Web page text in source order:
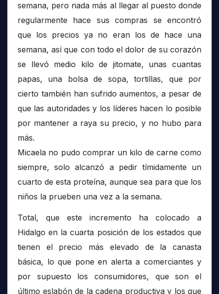
semana, pero nada más al llegar al puesto donde
regularmente hace sus compras se encontró
que los precios ya no eran los de hace una
semana, así que con todo el dolor de su corazón
se llevó medio kilo de jitomate, unas cuantas
papas, una bolsa de sopa, tortillas, que por
cierto también han sufrido aumentos, a pesar de
que las autoridades y los líderes hacen lo posible
por mantener a raya su precio, y no hubo para
más.
Micaela no pudo comprar un kilo de carne como
siempre, solo alcanzó a pedir tímidamente un
cuarto de esta proteína, aunque sea para que los
niños la prueben una vez a la semana.
Total, que este incremento ha colocado a
Hidalgo en la cuarta posición de los estados que
tienen el precio más elevado de la canasta
básica, lo que pone en alerta a comerciantes y
por supuesto los consumidores, que son el
último eslabón de la cadena productiva y los que